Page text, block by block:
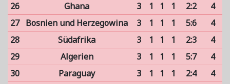
26
Ghana 3 1 1 1 2:2
4
27 Bosnien und Herzegowina 3 1 1 1 5:6
4
28
Südafrika 3 1 1 1 2:3
4
29
Algerien 3 1 1 1 5:7
4
30
Paraguay 3 1 1 1 2:4
4